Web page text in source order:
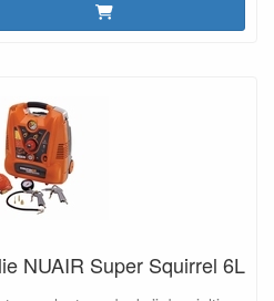
NUAIR Super Squirrel 6L